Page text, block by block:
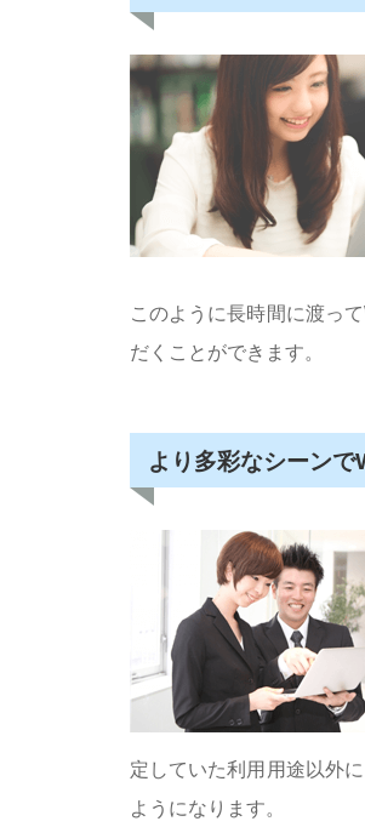
このように長時間に渡っ
だくことができます。
より多彩なシーン
定していた利用用途以外
ようになります。